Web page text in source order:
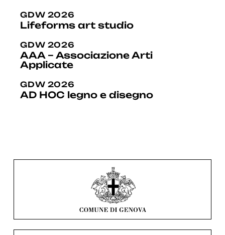
GDW 2026
Lifeforms art studio
GDW 2026
AAA – Associazione Arti
Applicate
GDW 2026
AD HOC legno e disegno